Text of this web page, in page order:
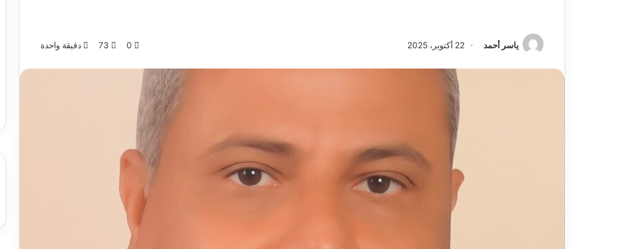
ياسر أحمد 22 أكتوبر، 2025 0
73 دقيقة واحدة